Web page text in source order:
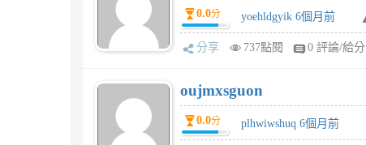
0.0分 yoehldgyik 6個月前
分享 737點閱 0 評論/給分
oujmxsguon
0.0分 plhwiwshuq 6個月前